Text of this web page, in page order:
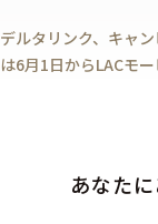
デルタリンク、キャ
は6月1日からLACモー
あなた